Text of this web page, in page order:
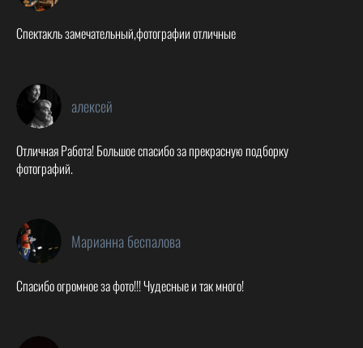
Спектакль замечательный,фотографии отличные
алексей
Отличная Работа! Большое спасибо за прекрасную подборку
фотографий.
Марианна беспалова
Спасибо огромное за фото!!! Чудесные и так много!